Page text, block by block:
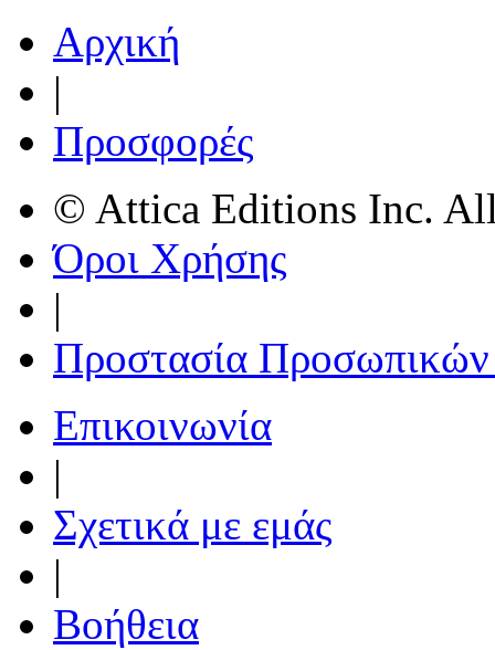
Αρχική
|
Προσφορές
© Attica Editions Inc.
Όροι Χρήσης
|
Προστασία
Επικοινωνία
|
Σχετικά με εμάς
|
Βοήθεια